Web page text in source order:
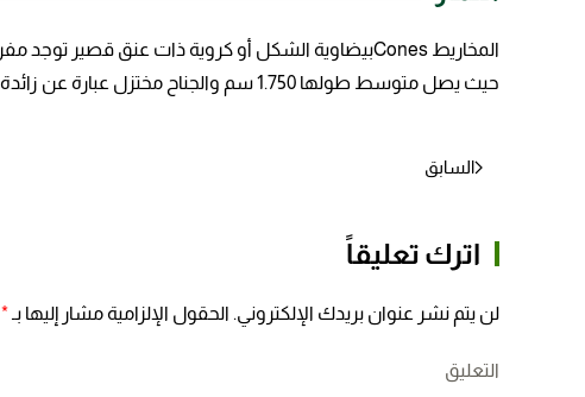
حيث يصل متوسط طولها 1.750 سم والجناح مختزل عبارة عن زائدة قصيرة جداً سرعان ما تنفصل على البذرة ، وتزن البذرة الواحدة 1 جرام
السابق
اترك تعليقاً
لن يتم نشر عنوان بريدك الإلكتروني. الحقول الإلزامية مشار إليها بـ*
التعليق